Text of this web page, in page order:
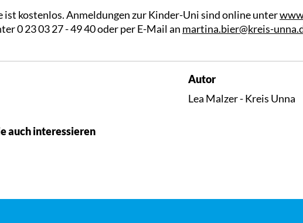
ist kostenlos. Anmeldungen zur Kinder-Uni sind online unter
0 23 03 27 - 49 40 oder per E-Mail an martina.bier@kreis-
Autor
Lea Malzer - Kreis Unna
auch interessieren